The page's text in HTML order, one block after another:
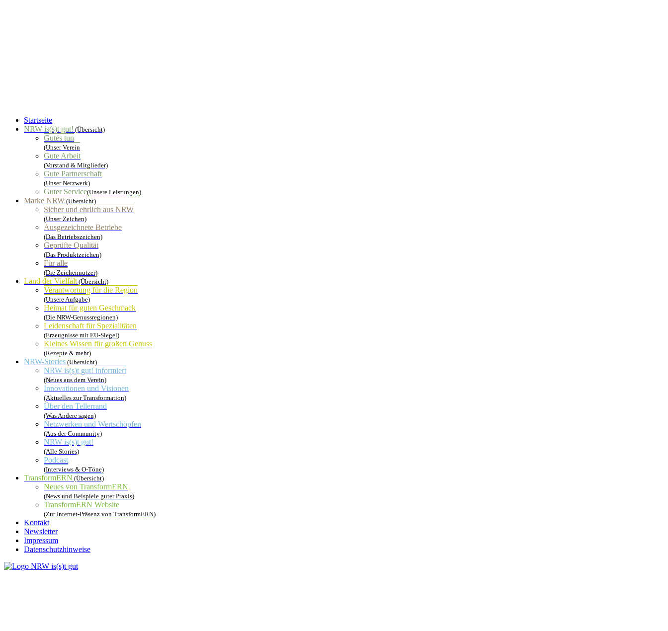
Startseite
NRW is(s)t gut! (Übersicht)
Gutes tun
(Unser Verein
Gute Arbeit
(Vorstand & Mitglieder)
Gute Partnerschaft
(Unser Netzwerk)
Guter Service(Unsere Leistungen)
Marke NRW (Übersicht)
Sicher und ehrlich aus NRW
(Unser Zeichen)
Ausgezeichnete Betriebe
(Das Betriebszeichen)
Geprüfte Qualität
(Das Produktzeichen)
Für alle
(Die Zeichennutzer)
Land der Vielfalt(Übersicht)
Verantwortung für die Region
(Unsere Aufgabe)
Heimat für guten Geschmack
(Die NRW-Genussregionen)
Leidenschaft für Spezialitäten
(Erzeugnisse mit EU-Siegel)
Kleines Wissen für großen Genuss
(Rezepte & mehr)
NRW-Stories (Übersicht)
NRW is(s)t gut! informiert
(Neues aus dem Verein)
Innovationen und Visionen
(Aktuelles zur Transformation)
Über den Tellerrand
(Was Andere sagen)
Netzwerken und Wertschöpfen
(Aus der Community)
NRW is(s)t gut!
(Alle Stories)
Podcast
(Interviews & O-Töne)
TransformERN (Übersicht)
Neues von TransformERN
(News und Beispiele guter Praxis)
TransformERN Website
(Zur Internet-Präsenz von TransformERN)
Kontakt
Newsletter
Impressum
Datenschutzhinweise